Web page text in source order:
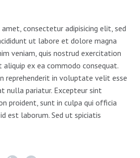
consectetur adipisicing elit, sed
ut labore et dolore magna
veniam, quis nostrud exercitation
ex ea commodo consequat.
reprehenderit in voluptate velit esse
nulla pariatur. Excepteur sint
proident, sunt in culpa qui officia
est laborum. Sed ut spiciatis